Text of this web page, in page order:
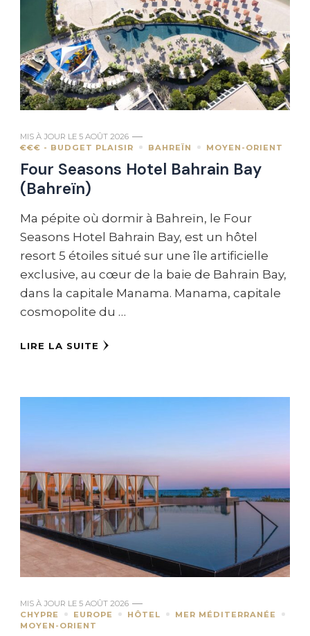
MIS À JOUR LE 5 AOÛT 2026
€€€ - BUDGET PLAISIR
BAHREÏN MOYEN-ORIENT
Four Seasons Hotel Bahrain Bay
(Bahreïn)
Ma pépite où dormir à Bahreïn, le Four
Seasons Hotel Bahrain Bay, est un hôtel
resort 5 étoiles situé sur une île artificielle
exclusive, au cœur de la baie de Bahrain Bay,
dans la capitale Manama. Manama, capitale
cosmopolite du …
LIRE LA SUITE
MIS À JOUR LE 5 AOÛT 2026
CHYPRE
EUROPE HÔTEL
MER MÉDITERRANÉE
MOYEN-ORIENT